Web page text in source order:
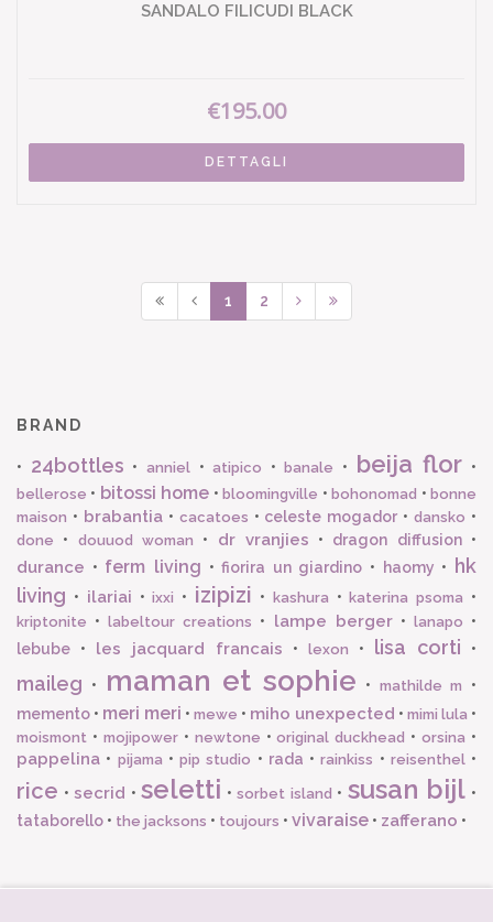
SANDALO FILICUDI BLACK
€195.00
DETTAGLI
1 2
BRAND
• 24bottles • anniel•atipico •banale • beija flor •
bellerose • bitossi home •bloomingville •bohonomad •bonne
maison • brabantia• cacatoes • celeste mogador •dansko •
done • douuod woman • dr vranjies • dragon diffusion•
durance • ferm living •fiorira un giardino • haomy •
hk
living • ilariai •ixxi • izipizi • kashura •katerina psoma •
kriptonite •labeltour creations • lampe berger• lanapo •
lebube • les jacquard francais • lexon • lisa corti •
maileg • maman et sophie • mathilde m
•
memento • meri meri • mewe • miho unexpected • mimi lula •
moismont • mojipower• newtone •original duckhead •orsina •
pappelina • pijama • pip studio • rada •rainkiss • reisenthel•
rice •secrid •seletti •sorbet island • susan bijl •
tataborello • the jacksons • toujours • vivaraise • zafferano •